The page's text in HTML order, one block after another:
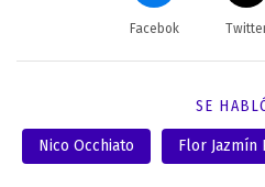
Facebok
SE
Nico Occhiato Flor Jazmín